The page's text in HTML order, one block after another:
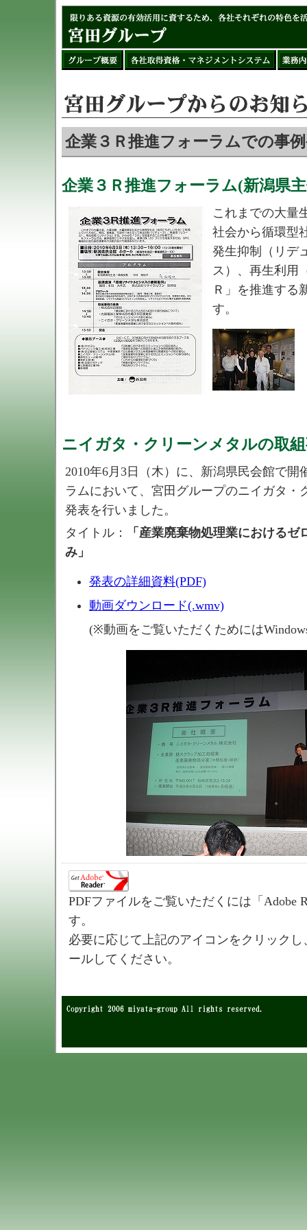
企業３Ｒ推進フォーラムでの事
企業３Ｒ推進フォーラム(新潟県
これまでの大量
社会から循環型
発生抑制（リデ
ス）、再生利用
Ｒ」を推進する
す。
ニイガタ・クリーンメタルの取
2010年6月3日（木）に、新潟県民会館で
ラムにおいて、宮田グループのニイガタ・
発表を行いました。
タイトル：
「産業廃棄物処理業における
み」
発表の詳細資料(PDF)
動画ダウンロード(.wmv)
(※動画をご覧いただくためには
PDFファイルをご覧いただくには「Adobe
す。
必要に応じて上記のアイコンをクリックし
ールしてください。